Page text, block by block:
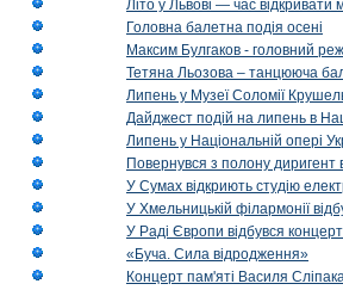
Літо у Львові — час відкривати
Головна балетна подія осені
Максим Булгаков - головний
Тетяна Льозова – танцююча
Липень у Музеї Соломії
Дайджест подій на липень в
Липень у Національній опері
Повернувся з полону диригент
У Сумах відкриють студію
У Хмельницькій філармонії
У Раді Європи відбувся
«Буча. Сила відродження»
Концерт пам'яті Василя